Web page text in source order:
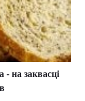
на заквасці